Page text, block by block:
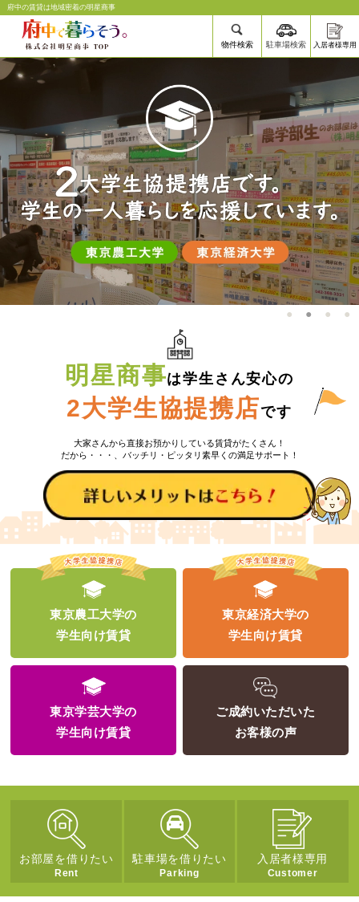
府中の賃貸は地域密着の明星商事
物件検索 駐車場検索 入居者様専用
明星商事は学生さん安心の
2大学生協提携店です
大家さんから直接お預かりしている賃貸がたくさん！
だから・・・、バッチリ・ピッタリ素早くの満足サポート！
東京農工大学の
学生向け賃貸
東京経済大学の
学生向け賃貸
東京学芸大学の
学生向け賃貸
ご成約いただいた
お客様の声
お部屋を借りたい
Rent
駐車場を借りたい
Parking
入居者様専用
Customer